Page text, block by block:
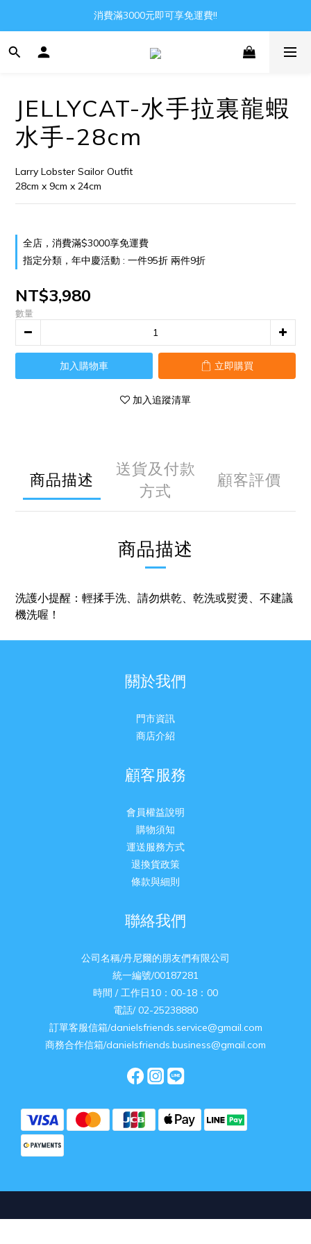
Gather all the joys in the world
消費滿3000元即可享免運費!!
JELLYCAT-水手拉裏龍蝦
水手-28cm
Larry Lobster Sailor Outfit
28cm x 9cm x 24cm
全店，消費滿$3000享免運費
指定分類，年中慶活動 : 一件95折 兩件9折
NT$3,980
數量
加入購物車 立即購買
加入追蹤清單
商品描述
送貨及付款
方式
顧客評價
商品描述
洗護小提醒：輕揉手洗、請勿烘乾、乾洗或熨燙、不建議
機洗喔！
關於我們
門市資訊
商店介紹
顧客服務
會員權益說明
購物須知
運送服務方式
退換貨政策
條款與細則
聯絡我們
公司名稱/丹尼爾的朋友們有限公司
統一編號/00187281
時間 / 工作日10：00-18：00
電話/ 02-25238880
訂單客服信箱/danielsfriends.service@gmail.com
商務合作信箱/danielsfriends.business@gmail.com